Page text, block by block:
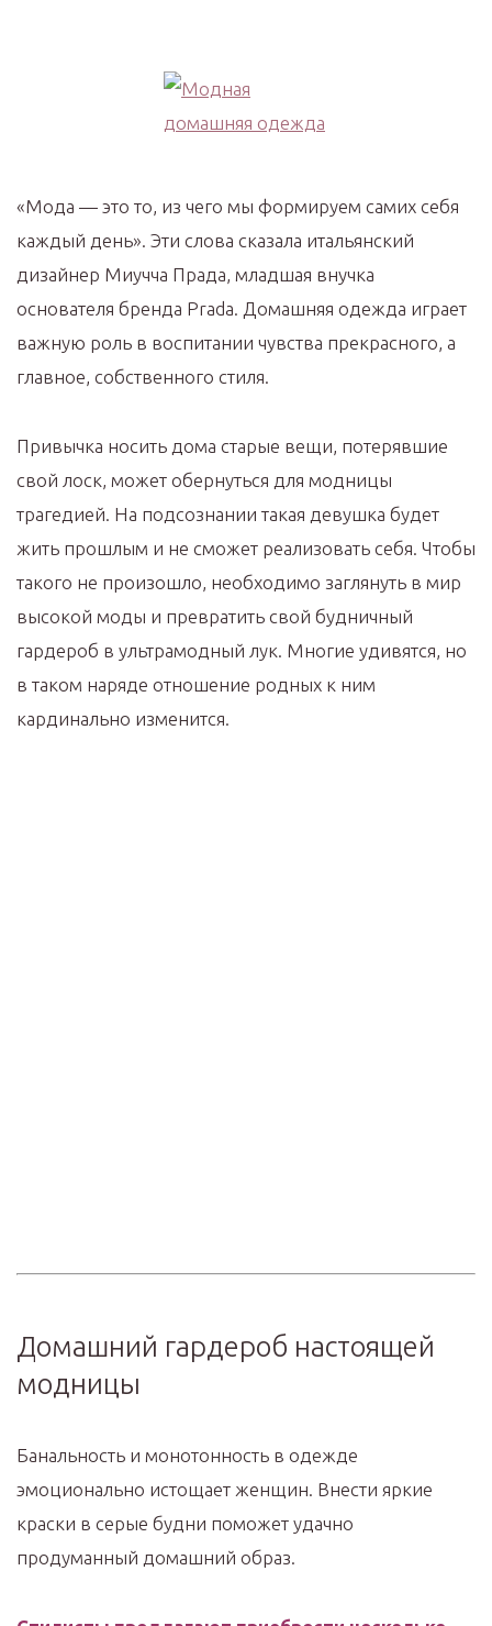
«Мода — это то, из чего мы формируем самих себя
каждый день». Эти слова сказала итальянский
дизайнер Миучча Прада, младшая внучка
основателя бренда Prada. Домашняя одежда играет
важную роль в воспитании чувства прекрасного, а
главное, собственного стиля.
Привычка носить дома старые вещи, потерявшие
свой лоск, может обернуться для модницы
трагедией. На подсознании такая девушка будет
жить прошлым и не сможет реализовать себя. Чтобы
такого не произошло, необходимо заглянуть в мир
высокой моды и превратить свой будничный
гардероб в ультрамодный лук. Многие удивятся, но
в таком наряде отношение родных к ним
кардинально изменится.
Домашний гардероб настоящей
модницы
Банальность и монотонность в одежде
эмоционально истощает женщин. Внести яркие
краски в серые будни поможет удачно
продуманный домашний образ.